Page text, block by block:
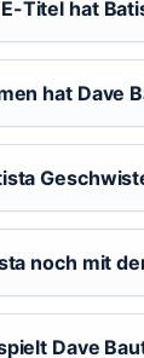
Titel hat
hat Dave
noch mit
Dave